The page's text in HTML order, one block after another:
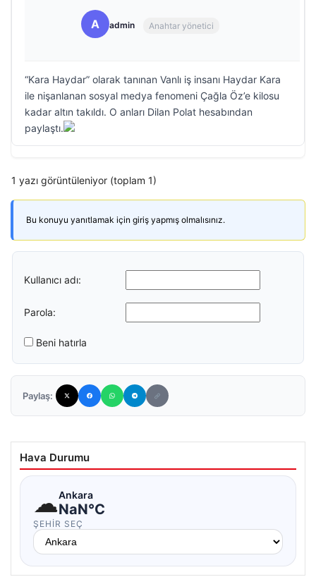
A admin Anahtar yönetici
“Kara Haydar” olarak tanınan Vanlı iş insanı Haydar Kara
ile nişanlanan sosyal medya fenomeni Çağla Öz’e kilosu
kadar altın takıldı. O anları Dilan Polat hesabından
paylaştı.
1 yazı görüntüleniyor (toplam 1)
Bu konuyu yanıtlamak için giriş yapmış olmalısınız.
Kullanıcı adı:
Parola:
Beni hatırla
Paylaş:
Hava Durumu
☁Ankara
NaN°C
ŞEHIR SEÇ